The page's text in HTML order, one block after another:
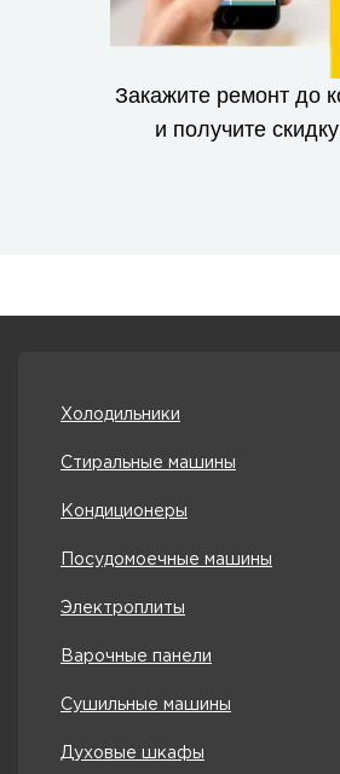
Закажите ремонт до
и получите
Холодильники
Стиральные машины
Кондиционеры
Посудомоечные машины
Электроплиты
Варочные панели
Сушильные машины
Духовые шкафы